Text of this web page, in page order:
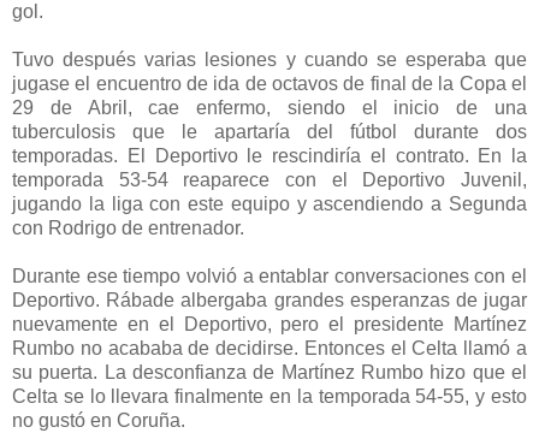
gol.
Tuvo después varias lesiones y cuando se esperaba que
jugase el encuentro de ida de octavos de final de la Copa el
29 de Abril, cae enfermo, siendo el inicio de una
tuberculosis que le apartaría del fútbol durante dos
temporadas. El Deportivo le rescindiría el contrato. En la
temporada 53-54 reaparece con el Deportivo Juvenil,
jugando la liga con este equipo y ascendiendo a Segunda
con Rodrigo de entrenador.
Durante ese tiempo volvió a entablar conversaciones con el
Deportivo. Rábade albergaba grandes esperanzas de jugar
nuevamente en el Deportivo, pero el presidente Martínez
Rumbo no acababa de decidirse. Entonces el Celta llamó a
su puerta. La desconfianza de Martínez Rumbo hizo que el
Celta se lo llevara finalmente en la temporada 54-55, y esto
no gustó en Coruña.